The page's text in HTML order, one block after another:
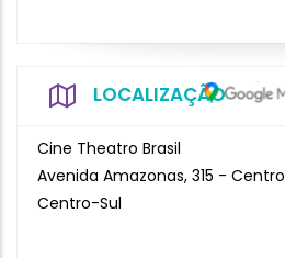
LOCALIZAÇÃO
Cine Theatro Brasil
Avenida Amazonas, 315 - Centro
Centro-Sul